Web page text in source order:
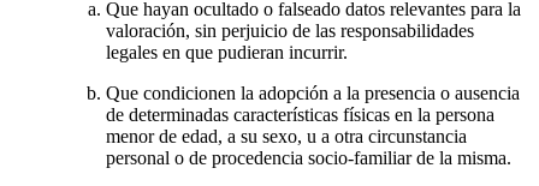
Que hayan ocultado o falseado datos relevantes para la
valoración, sin perjuicio de las responsabilidades
legales en que pudieran incurrir.
Que condicionen la adopción a la presencia o ausencia
de determinadas características físicas en la persona
menor de edad, a su sexo, u a otra circunstancia
personal o de procedencia socio-familiar de la misma.